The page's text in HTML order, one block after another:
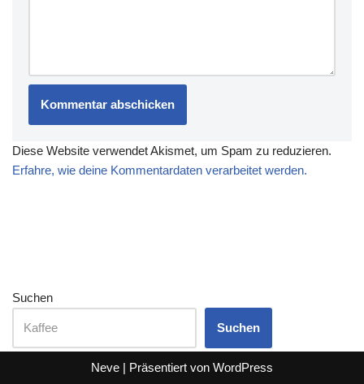
Diese Website verwendet Akismet, um Spam zu reduzieren.
Erfahre, wie deine Kommentardaten verarbeitet werden.
Suchen
Suchen
Neve | Präsentiert von WordPress